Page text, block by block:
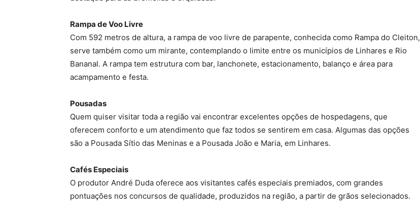
Rampa de Voo Livre
Com 592 metros de altura, a rampa de voo livre de parapente, conhecida como Rampa do Cleiton,
serve também como um mirante, contemplando o limite entre os municípios de Linhares e Rio
Bananal. A rampa tem estrutura com bar, lanchonete, estacionamento, balanço e área para
acampamento e festa.
Pousadas
Quem quiser visitar toda a região vai encontrar excelentes opções de hospedagens, que
oferecem conforto e um atendimento que faz todos se sentirem em casa. Algumas das opções
são a Pousada Sítio das Meninas e a Pousada João e Maria, em Linhares.
Cafés Especiais
O produtor André Duda oferece aos visitantes cafés especiais premiados, com grandes
pontuações nos concursos de qualidade, produzidos na região, a partir de grãos selecionados.